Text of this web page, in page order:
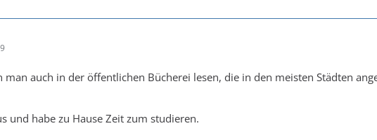
man auch in der öffentlichen Bücherei lesen, die in den meisten Städten
und habe zu Hause Zeit zum studieren.